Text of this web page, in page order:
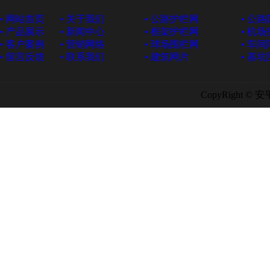
• 网站首页
• 关于我们
• 产品展示
• 新闻中心
• 客户案例
• 营销网络
• 留言反馈
• 联系我们
• 公路护栏网
• 公路
• 框架护栏网
• 机场
• 球场围栏网
• 车间
• 建筑网片
• 基坑
CopyRight © 安